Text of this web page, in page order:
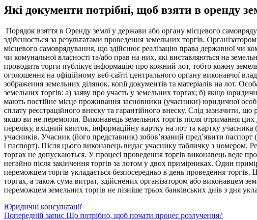
Які документи потрібні, щоб взяти в оренду
Порядок взяття в Оренду землі у держави або органу місцевого
здійснюється за результатами проведення земельних торгів.
місцевого самоврядування, що здійснює реалізацію права державної чи
чи комунальної власності та/або прав на них, які виставляються на
проводить торги публікує інформацію про кожний лот, тобто кожну
оголошення на офіційному веб-сайті центрального органу виконавчої
зображення земельних ділянок, копії документів та матеріалів на лот.
земельних торгів: а) заяву про участь у земельних торгах; б) якщо
мають постійне місце проживання засновники (учасники) юридичної
сплату реєстраційного внеску та гарантійного внеску. Слід зазначити,
якщо ви не перемогли. Виконавець земельних торгів після отримання цих
переліку, вхідний квиток, інформаційну картку на лот та картку
учасників. Учасник (його представник) зобов’язаний пред’явити паспорт
і паспорт). Після цього виконавець видає учаснику табличку з номером.
торгах не допускаються. У процесі проведення торгів виконавець веде
негайно після закінчення торгів за лотом у двох примірниках. Один
переможцем торгів укладається безпосередньо в день проведення
торгах, а також сума витрат, здійснених організатором або виконавцем
переможцем земельних торгів не пізніше трьох банківських днів з дня
Категорії
Юридичні консультації
Навігація
Попередній
Попередній запис Що потрібно, щоб почати процес розлучення?